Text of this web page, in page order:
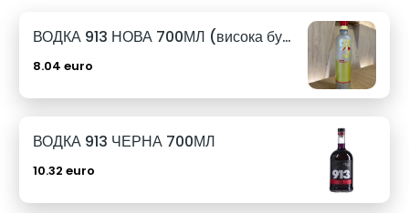
ВОДКА 913 НОВА 700МЛ (висока бутилка)
8.04 euro
ВОДКА 913 ЧЕРНА 700МЛ
10.32 euro